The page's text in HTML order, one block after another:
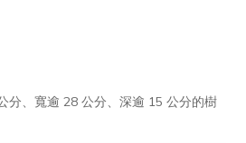
分、寬逾 28 公分、深逾 15 公分的樹